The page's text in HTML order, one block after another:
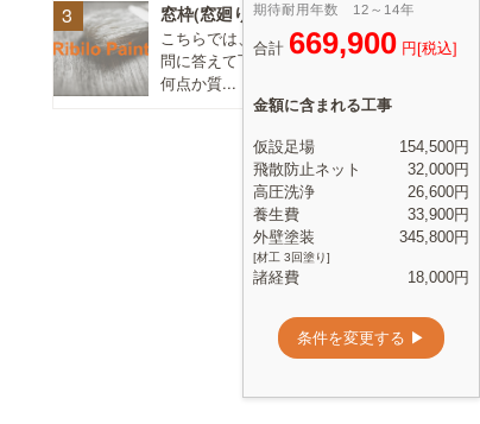
窓枠(窓廻り)のコーキング打...
こちらでは、直接塗装店さんが質
問に答えて下さるということで、
何点か質...